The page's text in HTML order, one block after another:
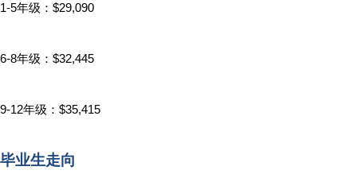
1-5年级：$29,090
6-8年级：$32,445
9-12年级：$35,415
毕业生走向